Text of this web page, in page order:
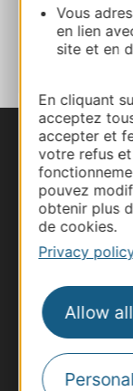
Vous
en lien
site et en
En cliquant
acceptez
accepter et
votre refus
pouvez
obtenir plus
de cookies.
Privacy
Allow
ADD TO